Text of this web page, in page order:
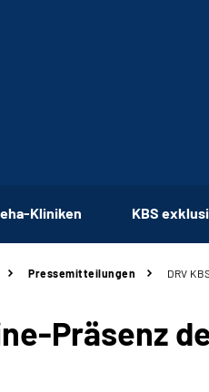
Kliniken KBS
Pressemitteilungen DRV
Präsenz